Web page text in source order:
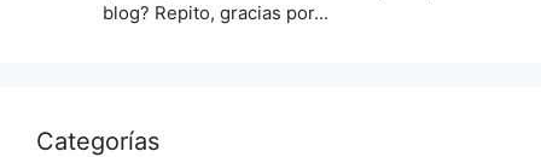
blog? Repito, gracias por…
Categorías